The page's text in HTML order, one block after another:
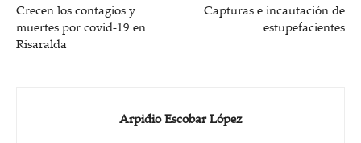
Crecen los contagios y
muertes por covid-19 en
Risaralda
Capturas e incautación de
estupefacientes
Arpidio Escobar López